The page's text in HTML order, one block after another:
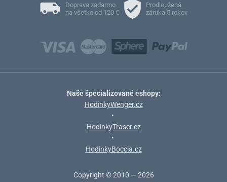
Doprava zadarmo
na všetko od 120 €
Prodloužená
záruka 5 rokov
Naše špecializované eshopy:
HodinkyWenger.cz
•
HodinkyTraser.cz
•
HodinkyBoccia.cz
Copyright © 2010 — 2026